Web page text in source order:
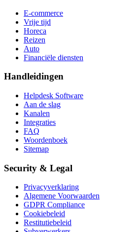
E-commerce
Vrije tijd
Horeca
Reizen
Auto
Financiële diensten
Handleidingen
Helpdesk Software
Aan de slag
Kanalen
Integraties
FAQ
Woordenboek
Sitemap
Security & Legal
Privacyverklaring
Algemene Voorwaarden
GDPR Compliance
Cookiebeleid
Restitutiebeleid